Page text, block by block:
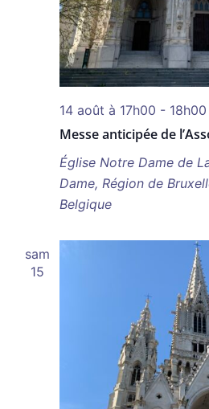
Messe anticipée de
14 août à 17h00 - 18h00
Église Notre Dame de
Dame, Région de
Belgique
sam
15